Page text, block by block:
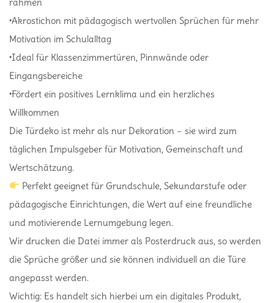
•Akrostichon mit pädagogisch wertvollen Sprüchen für mehr
Motivation im Schulalltag
•Ideal für Klassenzimmertüren, Pinnwände oder
Eingangsbereiche
•Fördert ein positives Lernklima und ein herzliches
Willkommen
Die Türdeko ist mehr als nur Dekoration – sie wird zum
täglichen Impulsgeber für Motivation, Gemeinschaft und
Wertschätzung.
Perfekt geeignet für Grundschule, Sekundarstufe oder
pädagogische Einrichtungen, die Wert auf eine freundliche
und motivierende Lernumgebung legen.
Wir drucken die Datei immer als Posterdruck aus, so werden
die Sprüche größer und sie können individuell an die Türe
angepasst werden.
Wichtig: Es handelt sich hierbei um ein digitales Produkt,